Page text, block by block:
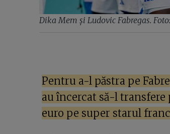
Dika Mem și Ludovic Fabregas.
Pentru a-l păstra pe
au încercat să-l transfere
euro pe super starul